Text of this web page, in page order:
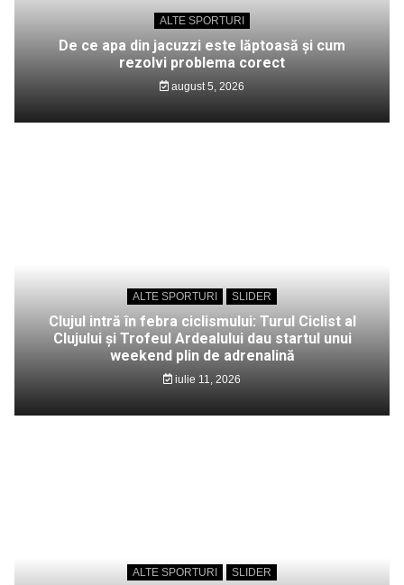
ALTE SPORTURI
De ce apa din jacuzzi este lăptoasă și cum
rezolvi problema corect
august 5, 2026
ALTE SPORTURI SLIDER
Clujul intră în febra ciclismului: Turul Ciclist al
Clujului și Trofeul Ardealului dau startul unui
weekend plin de adrenalină
iulie 11, 2026
ALTE SPORTURI SLIDER